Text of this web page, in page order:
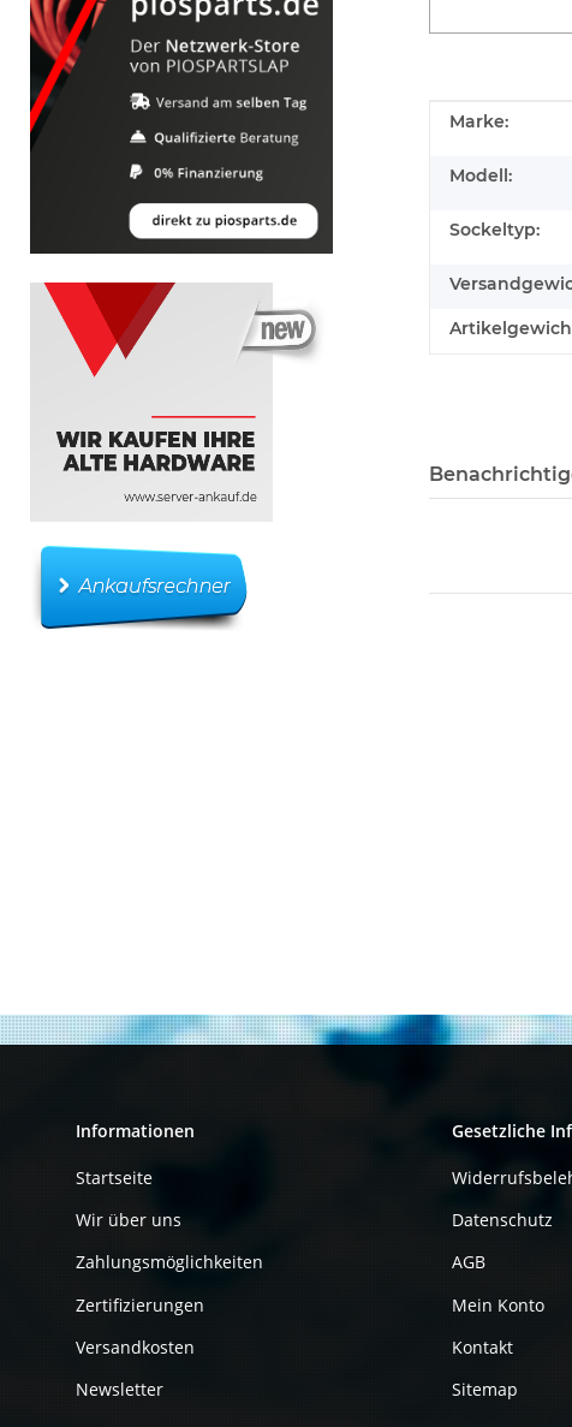
Wert
Marke:
Modell:
Sockeltyp:
Informationen
Startseite
Wir über uns
Zahlungsmöglichkeiten
Zertifizierungen
Versandkosten
Newsletter
Gesetzliche
Datenschutz
AGB
Mein Konto
Kontakt
Sitemap